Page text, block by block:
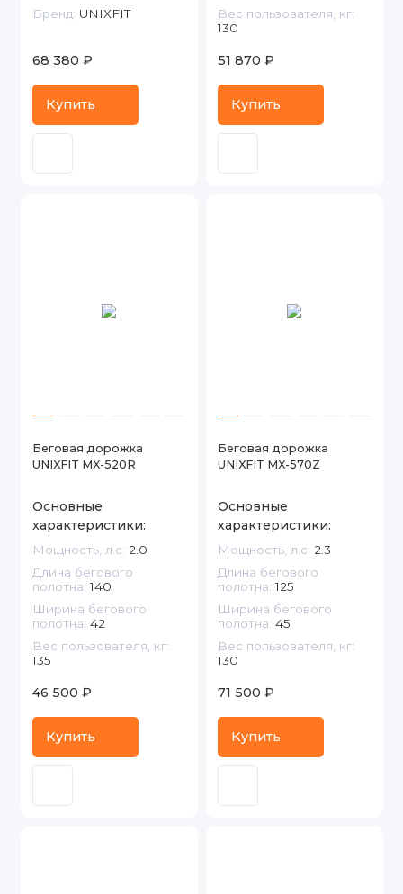
Бренд: UNIXFIT
68 380 ₽
Купить
Вес пользователя, кг:
130
51 870 ₽
Купить
Беговая дорожка
UNIXFIT MX-520R
Основные
характеристики:
Мощность, л.с: 2.0
Длина бегового
полотна: 140
Ширина бегового
полотна: 42
Вес пользователя, кг:
135
46 500 ₽
Купить
Беговая дорожка
UNIXFIT MX-570Z
Основные
характеристики:
Мощность, л.с: 2.3
Длина бегового
полотна: 125
Ширина бегового
полотна: 45
Вес пользователя, кг:
130
71 500 ₽
Купить